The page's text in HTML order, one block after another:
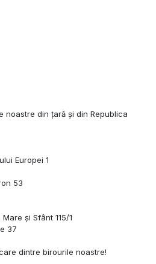
noastre din țară și din Republica
Europei 1
53
și Sfânt 115/1
37
dintre birourile noastre!